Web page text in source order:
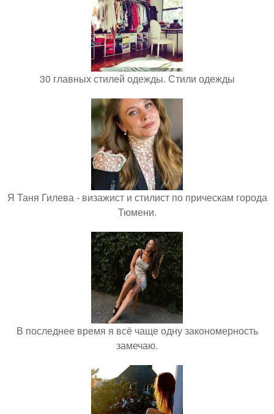
30 главных стилей одежды. Стили одежды
Я Таня Гилева - визажист и стилист по прическам города
Тюмени.
В последнее время я всё чаще одну закономерность
замечаю.